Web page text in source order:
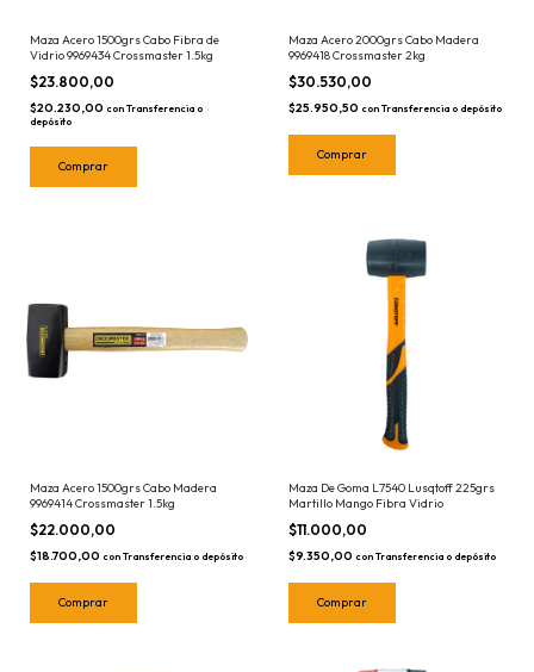
Maza Acero 1500grs Cabo Fibra de
Vidrio 9969434 Crossmaster 1.5kg
$23.800,00
$20.230,00 con Transferencia o
depósito
Maza Acero 2000grs Cabo Madera
9969418 Crossmaster 2kg
$30.530,00
$25.950,50 con Transferencia o depósito
Maza Acero 1500grs Cabo Madera
9969414 Crossmaster 1.5kg
$22.000,00
$18.700,00 con Transferencia o depósito
Maza De Goma L7540 Lusqtoff 225grs
Martillo Mango Fibra Vidrio
$11.000,00
$9.350,00 con Transferencia o depósito